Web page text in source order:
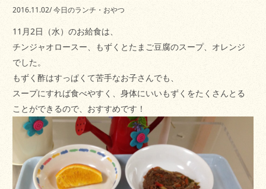
2016.11.02/今日のランチ・おやつ
11月2日（水）のお給食は、
チンジャオロースー、もずくとたまご豆腐のスープ、オレンジ
でした。
もずく酢はすっぱくて苦手なお子さんでも、
スープにすれば食べやすく、身体にいいもずくをたくさんとる
ことができるので、おすすめです！